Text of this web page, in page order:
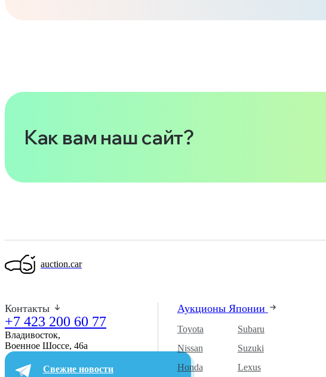
Как вам наш сайт?
auction.car
Контакты
+7 423 200 60 77
Владивосток,
Военное Шоссе, 46а​
Свежие новости
Аукционы Японии
Toyota
Nissan
Honda
Subaru
Suzuki
Lexus